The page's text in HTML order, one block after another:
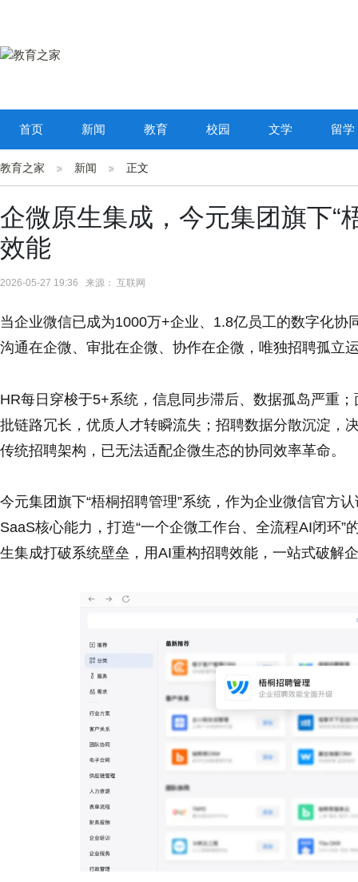
首页 新闻 教育 校园 文学 留学
教育之家 新闻 正文
企微原生集成，今元集团旗下“
效能
2026-05-27 19:36 来源： 互联网
当企业微信已成为1000万+企业、1.8亿员工的数字化
沟通在企微、审批在企微、协作在企微，唯独招聘孤立
HR每日穿梭于5+系统，信息同步滞后、数据孤岛严重
批链路冗长，优质人才转瞬流失；招聘数据分散沉淀
传统招聘架构，已无法适配企微生态的协同效率革命。
今元集团旗下“梧桐招聘管理”系统，作为企业微信官方
SaaS核心能力，打造“一个企微工作台、全流程AI闭环
生集成打破系统壁垒，用AI重构招聘效能，一站式破解